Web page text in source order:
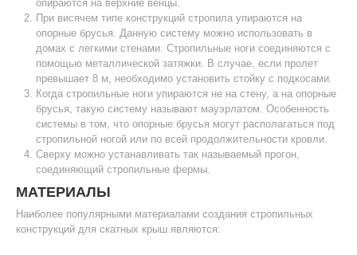
опираются на верхние венцы.
При висячем типе конструкций стропила упираются на
опорные брусья. Данную систему можно использовать в
домах с легкими стенами. Стропильные ноги соединяются с
помощью металлической затяжки. В случае, если пролет
превышает 8 м, необходимо установить стойку с подкосами.
Когда стропильные ноги упираются не на стену, а на опорные
брусья, такую систему называют мауэрлатом. Особенность
системы в том, что опорные брусья могут располагаться под
стропильной ногой или по всей продолжительности кровли.
Сверху можно устанавливать так называемый прогон,
соединяющий стропильные фермы.
МАТЕРИАЛЫ
Наиболее популярными материалами создания стропильных
конструкций для скатных крыш являются: